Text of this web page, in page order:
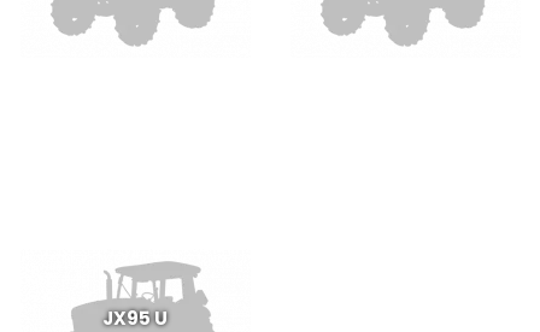
JX95 U